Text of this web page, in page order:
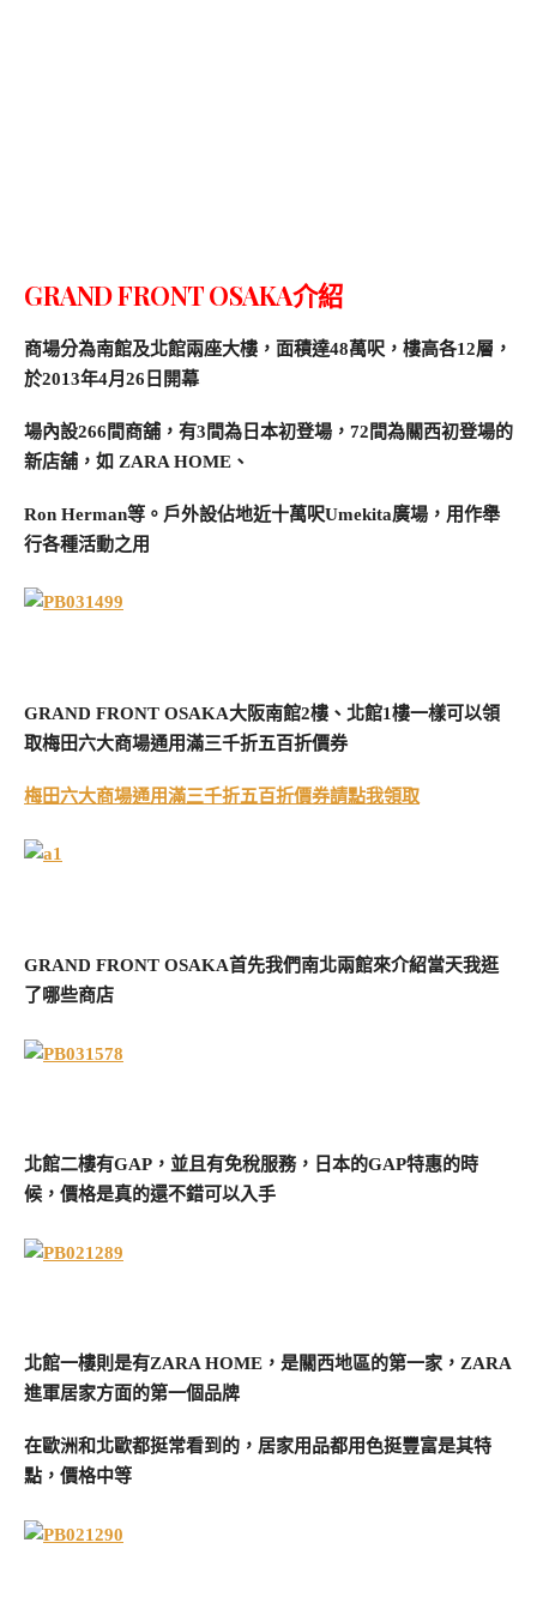
GRAND FRONT OSAKA介紹
商場分為南館及北館兩座大樓，面積達48萬呎，樓高各12層，
於2013年4月26日開幕
場內設266間商舖，有3間為日本初登場，72間為關西初登場的
新店舖，如 ZARA HOME、
Ron Herman等。 戶外設佔地近十萬呎Umekita廣場，用作舉
行各種活動之用
GRAND FRONT OSAKA大阪南館2樓、北館1樓一樣可以領
取梅田六大商場通用滿三千折五百折價券
梅田六大商場通用滿三千折五百折價券請點我領取
GRAND FRONT OSAKA首先我們南北兩館來介紹當天我逛
了哪些商店
北館二樓有GAP，並且有免稅服務，日本的GAP特惠的時
候，價格是真的還不錯可以入手
北館一樓則是有ZARA HOME，是關西地區的第一家，ZARA
進軍居家方面的第一個品牌
在歐洲和北歐都挺常看到的，居家用品都用色挺豐富是其特
點，價格中等